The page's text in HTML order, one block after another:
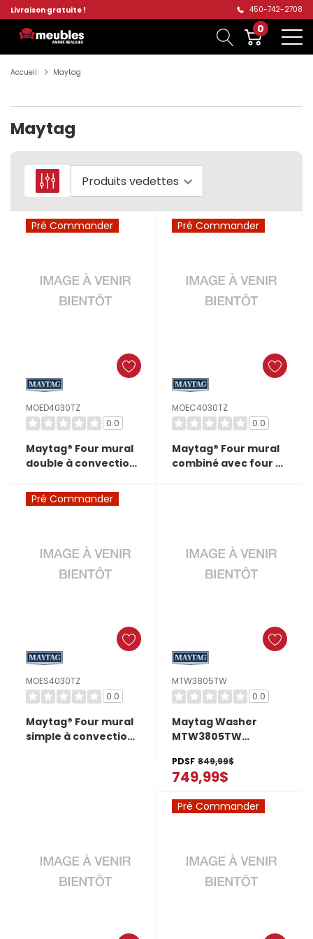
Livraison gratuite ! 450-742-2708
0
Accueil Maytag
Maytag
Pré Commander
MOED4030TZ
0.0
Maytag® Four mural
double à convection
Heat™ - 30 po - 10 pi
cu MOED4030TZ
Pré Commander
MOEC4030TZ
0.0
Maytag® Four mural
combiné avec four à
Pré Commander
MOES4030TZ
0.0
Maytag® Four mural
simple à convection
MTW3805TW
0.0
Maytag Washer
MTW3805TW
PDSF 849,99$
749,99$
Pré Commander